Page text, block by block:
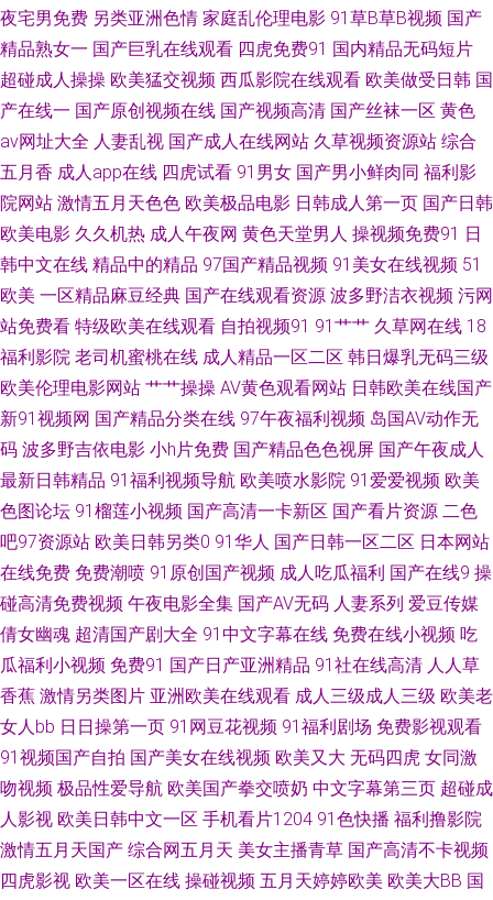
视频一二三区 亚洲熟女人妖 91官方网页 变态另类电影av 国产精品久草 玖玖
色资源 欧美日韩A片 三级av片在线看 91大香焦Cn 欧美曰曰视频 综合色网五
月天 91网址在线免费 豆花av 精品蜜桃一区二区 免费看黄色片子 日本人操日
本人 偷窥自拍五月天 99超碰成人网 黑丝操av 免费av网站 日韩A片做爱网站
91韩国成人TV 国产激情综合一区 精品日韩一区 美日青青肏 日本不卡 五月天
色色影院 伊人超碰在线 91传媒在线观看 97精品短视频 国产精品爽爽网站 久
久肏屄影院 欧美色日本 日本一级理伦片 亚洲青娱乐avi 91视频入口 www91
爱爱 第一福利导航站 狠狠久久乐 欧美精品爱爱 探花色图综合 91网页版色色
大香蕉少妇 国产瑟瑟在线 精品九九女人 欧美AA大片 少妇综合网 亚洲免费日
批视频 91超碰在线内射 超碰日韩在线 另类极品 人妖黄色网 午夜影院9970
91大神西瓜 大香蕉久久综合 老司机综合网 欧美性爱熟女 日韩啪啪在线视频
线三级中文 91刺激 成人伊人影视 韩日AV看看啊3 欧美性爱100P 午夜伦理精
美A片 国产欧美撸日韩 欧美色中色5 午夜成人AV影院 91国产白浆 a女v片电
影探花 豆花社区自拍 精東视频 日韩三级AA片 91操黑丝 97在线超碰综合 大
香蕉伊人毛 精品熟女91 日韩激情三级片 91白虎免费观看 av影城一区 国产成
夜宅男免费 另类亚洲色情 家庭乱伦理电影 91草B草B视频 国产
精品熟女一 国产巨乳在线观看 四虎免费91 国内精品无码短片
超碰成人操操 欧美猛交视频 西瓜影院在线观看 欧美做受日韩 国
产在线一 国产原创视频在线 国产视频高清 国产丝袜一区 黄色
av网址大全 人妻乱视 国产成人在线网站 久草视频资源站 综合
五月香 成人app在线 四虎试看 91男女 国产男小鲜肉同 福利影
院网站 激情五月天色色 欧美极品电影 日韩成人第一页 国产日韩
欧美电影 久久机热 成人午夜网 黄色天堂男人 操视频免费91 日
韩中文在线 精品中的精品 97国产精品视频 91美女在线视频 51
欧美 一区精品麻豆经典 国产在线观看资源 波多野洁衣视频 污网
站免费看 特级欧美在线观看 自拍视频91 91艹艹 久草网在线 18
福利影院 老司机蜜桃在线 成人精品一区二区 韩日爆乳无码三级
欧美伦理电影网站 艹艹操操 AV黄色观看网站 日韩欧美在线国产
新91视频网 国产精品分类在线 97午夜福利视频 岛国AV动作无
码 波多野吉依电影 小h片免费 国产精品色色视屏 国产午夜成人
最新日韩精品 91福利视频导航 欧美喷水影院 91爱爱视频 欧美
色图论坛 91榴莲小视频 国产高清一卡新区 国产看片资源 二色
吧97资源站 欧美日韩另类0 91华人 国产日韩一区二区 日本网站
在线免费 免费潮喷 91原创国产视频 成人吃瓜福利 国产在线9 操
碰高清免费视频 午夜电影全集 国产AV无码 人妻系列 爱豆传媒
倩女幽魂 超清国产剧大全 91中文字幕在线 免费在线小视频 吃
瓜福利小视频 免费91 国产日产亚洲精品 91社在线高清 人人草
香蕉 激情另类图片 亚洲欧美在线观看 成人三级成人三级 欧美老
女人bb 日日操第一页 91网豆花视频 91福利剧场 免费影视观看
91视频国产自拍 国产美女在线视频 欧美又大 无码四虎 女同激
吻视频 极品性爱导航 欧美国产拳交喷奶 中文字幕第三页 超碰成
人影视 欧美日韩中文一区 手机看片1204 91色快播 福利撸影院
激情五月天国产 综合网五月天 美女主播青草 国产高清不卡视频
四虎影视 欧美一区在线 操碰视频 五月天婷婷欧美 欧美大BB 国